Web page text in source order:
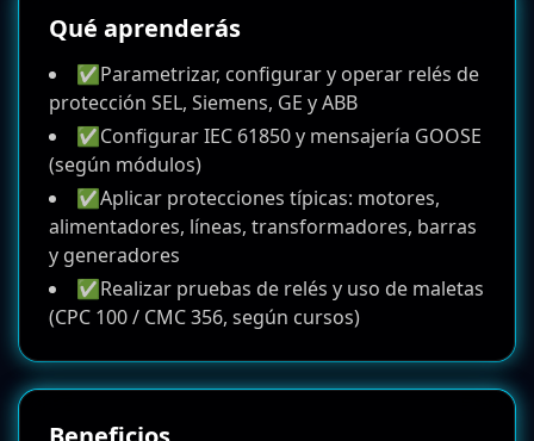
Qué aprenderás
✅Parametrizar, configurar y operar relés de
protección SEL, Siemens, GE y ABB
✅Configurar IEC 61850 y mensajería GOOSE
(según módulos)
✅Aplicar protecciones típicas: motores,
alimentadores, líneas, transformadores, barras
y generadores
✅Realizar pruebas de relés y uso de maletas
(CPC 100 / CMC 356, según cursos)